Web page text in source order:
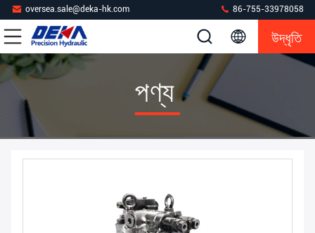
oversea.sale@deka-hk.com 86-755-33978058
উদ্ধৃতি
পণ্য